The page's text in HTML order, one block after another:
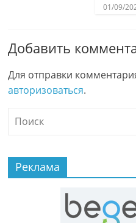
01/09/
Добавить
Для отправки
авторизоваться.
Реклама